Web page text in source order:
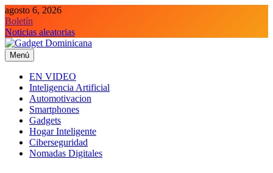
Saltar
al
contenido
agosto 6, 2026
Boletín
Noticias aleatorias
Gadget Dominicana
Gadgets y Tecnología de consumo
Menú
EN VIDEO
Inteligencia Artificial
Automotivacion
Smartphones
Gadgets
Hogar Inteligente
Ciberseguridad
Nomadas Digitales